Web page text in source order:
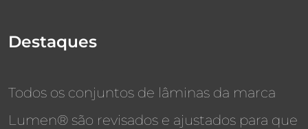
Destaques
Todos os conjuntos de lâminas da marca
Lumen® são revisados e ajustados para que